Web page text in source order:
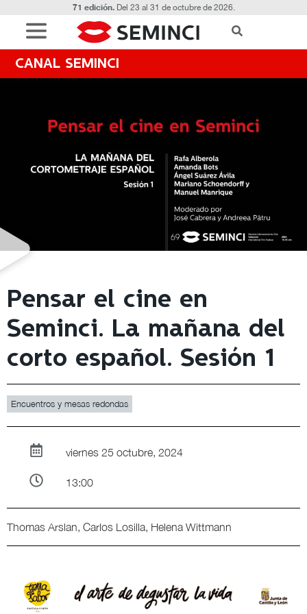
71 edición.Del 23 al 31 de octubre de 2026.
CANAL SEMINCI
Pensar el cine en
Seminci. La mañana del
corto español. Sesión 1
Encuentros y mesas redondas
viernes 25 octubre, 2024
13:00
Thomas Arslan, Carlos Losilla, Helena Wittmann